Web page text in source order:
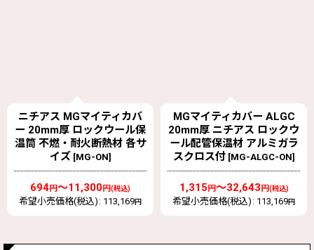
ニチアス MGマイティカバ
ー 20mm厚 ロックウール保
温筒 不燃・耐火断熱材 各サ
イズ [MG-ON]
694円～11,300円(税込)
希望小売価格(税込) : 113,169円
MGマイティカバー ALGC
20mm厚 ニチアス ロックウ
ール配管保温材 アルミガラ
スクロス付 [MG-ALGC-ON]
1,315 円～32,643 円(税込)
希望小売価格(税込) : 113,169円